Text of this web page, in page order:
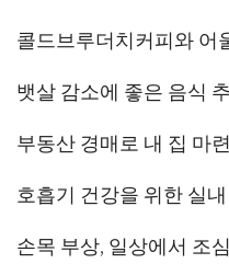
콜드브루더치커피와 어
뱃살 감소에 좋은 음식
부동산 경매로 내 집 마
호흡기 건강을 위한 실
손목 부상, 일상에서 조